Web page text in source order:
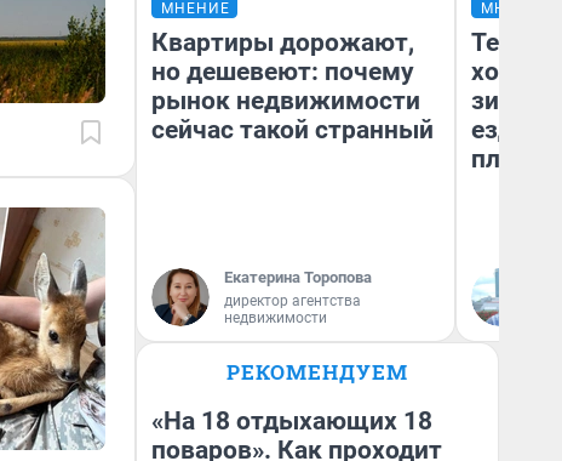
МНЕНИЕ
Квартиры дорожают,
но дешевеют: почему
рынок недвижимости
сейчас такой странный
Екатерина Торопова
директор агентства
недвижимости
МНЕНИЕ
Тепло
зимой.
ездит
плюсы
РЕКОМЕНДУЕМ
«На 18 отдыхающих 18
поваров». Как проходит